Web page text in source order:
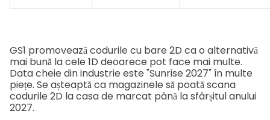
GS1 promovează codurile cu bare 2D ca o alternativă
mai bună la cele 1D deoarece pot face mai multe.
Data cheie din industrie este "Sunrise 2027" în multe
piețe. Se așteaptă ca magazinele să poată scana
codurile 2D la casa de marcat până la sfârșitul anului
2027.